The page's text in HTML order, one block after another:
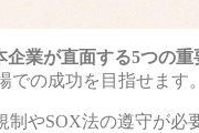
業が直面する5つの
の成功を目指せます。
制やSOX法の遵守が必